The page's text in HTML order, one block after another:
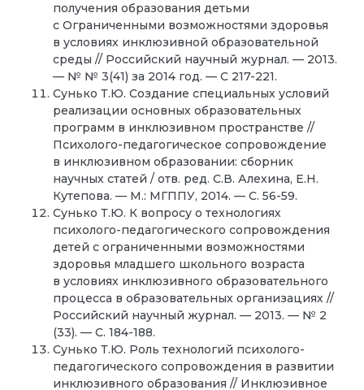
получения образования детьми
с Ограниченными возможностями здоровья
в условиях инклюзивной образовательной
среды // Российский научный журнал. — 2013.
— № № 3(41) за 2014 год. — С 217-221.
Сунько Т.Ю. Создание специальных условий
реализации основных образовательных
программ в инклюзивном пространстве //
Психолого-педагогическое сопровождение
в инклюзивном образовании: сборник
научных статей / отв. ред. С.В. Алехина, Е.Н.
Кутепова. — М.: МГППУ, 2014. — С. 56-59.
Сунько Т.Ю. К вопросу о технологиях
психолого-педагогического сопровождения
детей с ограниченными возможностями
здоровья младшего школьного возраста
в условиях инклюзивного образовательного
процесса в образовательных организациях //
Российский научный журнал. — 2013. — № 2
(33). — С. 184-188.
Сунько Т.Ю. Роль технологий психолого-
педагогического сопровождения в развитии
инклюзивного образования // Инклюзивное